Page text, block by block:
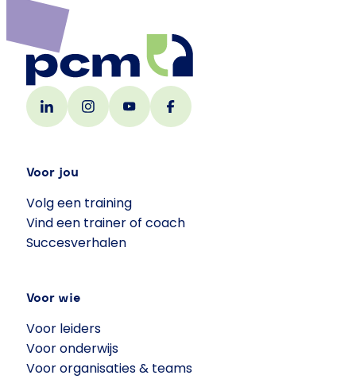
Voor jou
Volg een training
Vind een trainer of coach
Succesverhalen
Voor wie
Voor leiders
Voor onderwijs
Voor organisaties & teams